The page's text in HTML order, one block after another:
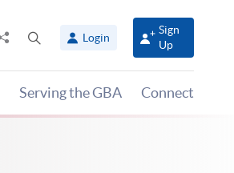
Share
panel
Login
Sign
Up
Serving the GBA Connect